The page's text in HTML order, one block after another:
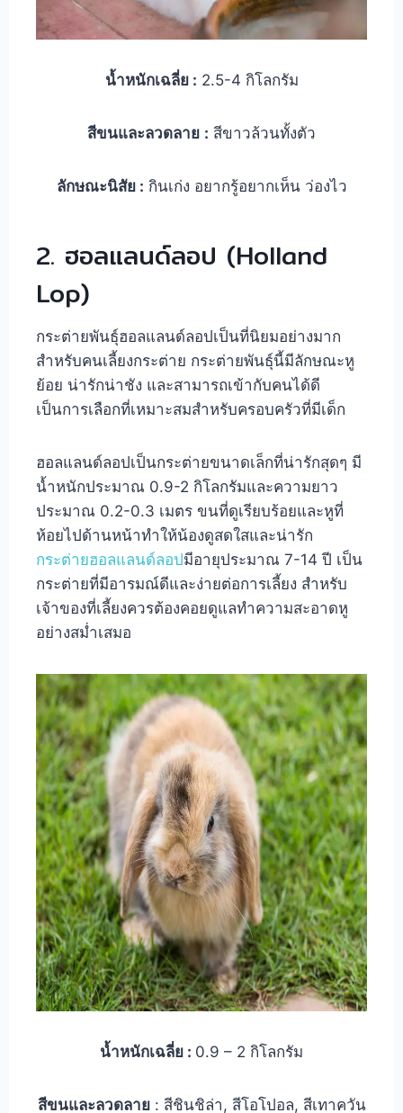
น้ำหนักเฉลี่ย : 2.5-4 กิโลกรัม
สีขนและลวดลาย : สีขาวล้วนทั้งตัว
ลักษณะนิสัย : กินเก่ง อยากรู้อยากเห็น ว่องไว
2. ฮอลแลนด์ลอป (Holland
Lop)
กระต่ายพันธุ์ฮอลแลนด์ลอปเป็นที่นิยมอย่างมาก
สำหรับคนเลี้ยงกระต่าย กระต่ายพันธุ์นี้มีลักษณะหู
ย้อย น่ารักน่าชัง และสามารถเข้ากับคนได้ดี
เป็นการเลือกที่เหมาะสมสำหรับครอบครัวที่มีเด็ก
ฮอลแลนด์ลอปเป็นกระต่ายขนาดเล็กที่น่ารักสุดๆ มี
น้ำหนักประมาณ 0.9-2 กิโลกรัมและความยาว
ประมาณ 0.2-0.3 เมตร ขนที่ดูเรียบร้อยและหูที่
ห้อยไปด้านหน้าทำให้น้องดูสดใสและน่ารัก
กระต่ายฮอลแลนด์ลอปมีอายุประมาณ 7-14 ปี เป็น
กระต่ายที่มีอารมณ์ดีและง่ายต่อการเลี้ยง สำหรับ
เจ้าของที่เลี้ยงควรต้องคอยดูแลทำความสะอาดหู
อย่างสม่ำเสมอ
น้ำหนักเฉลี่ย : 0.9 – 2 กิโลกรัม
สีขนและลวดลาย: สีชินชิล่า, สีโอโปอล, สีเทาควัน